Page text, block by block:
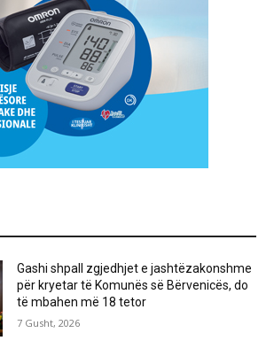
Gashi shpall zgjedhjet e jashtëzakonshme
për kryetar të Komunës së Bërvenicës, do
të mbahen më 18 tetor
7 Gusht, 2026